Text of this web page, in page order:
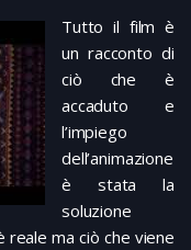
Tutto il film è
un racconto di
ciò che è
accaduto e
l’impiego
dell’animazione
è stata la
soluzione
ma ciò che viene